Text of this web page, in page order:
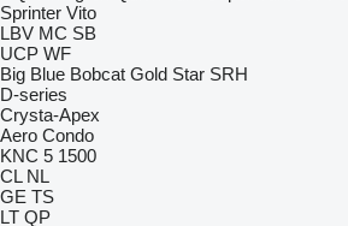
Sprinter Vito
LBV MC SB
UCP WF
Big Blue Bobcat Gold Star SRH
D-series
Crysta-Apex
Aero Condo
KNC 5 1500
CL NL
GE TS
LT QP